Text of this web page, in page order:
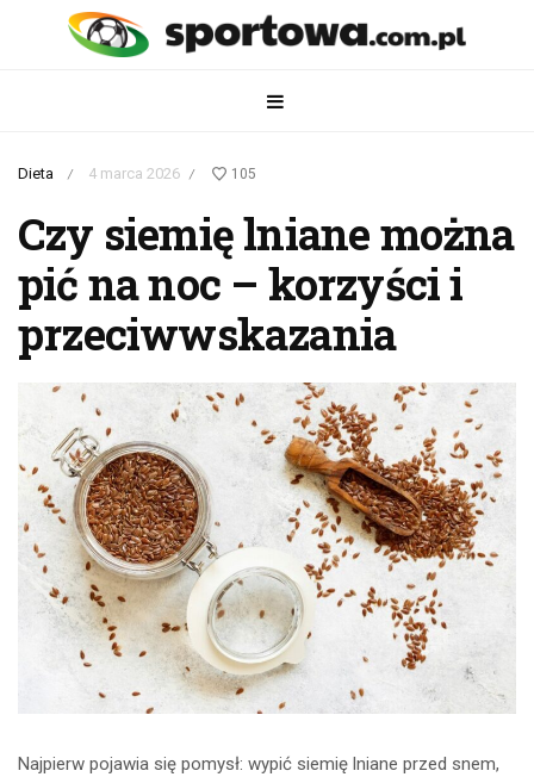
Dieta / 4 marca 2026 / 105
Czy siemię lniane można
pić na noc – korzyści i
przeciwwskazania
Najpierw pojawia się pomysł: wypić siemię lniane przed snem,